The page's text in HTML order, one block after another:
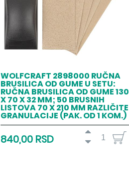
WOLFCRAFT 2898000 RUČNA
BRUSILICA OD GUME U SETU:
RUČNA BRUSILICA OD GUME 130
X 70 X 32 MM; 50 BRUSNIH
LISTOVA 70 X 210 MM RAZLIČITE
GRANULACIJE (PAK. OD 1 KOM.)
840,00 RSD